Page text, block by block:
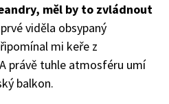
měl by to zvládnout
viděla obsypaný
mi keře z
právě tuhle atmosféru umí
balkon.